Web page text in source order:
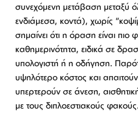
συνεχόμενη μετάβαση μεταξύ
ενδιάμεσα, κοντά), χωρίς
σημαίνει ότι η όραση είναι
καθημερινότητα, ειδικά σε
υπολογιστή ή η οδήγηση.
υψηλότερο κόστος και
υπερτερούν σε άνεση,
με τους διπλοεστιακούς φακούς.